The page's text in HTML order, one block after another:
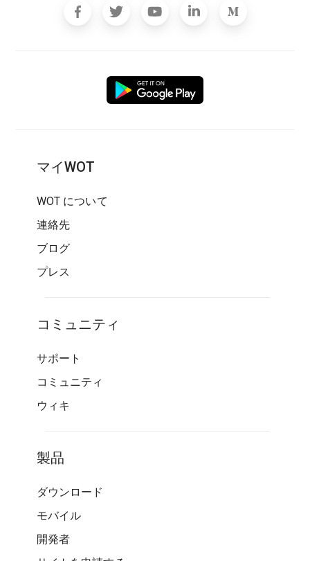
マイWOT
WOT について
連絡先
ブログ
プレス
コミュニティ
サポート
コミュニティ
ウィキ
製品
ダウンロード
モバイル
開発者